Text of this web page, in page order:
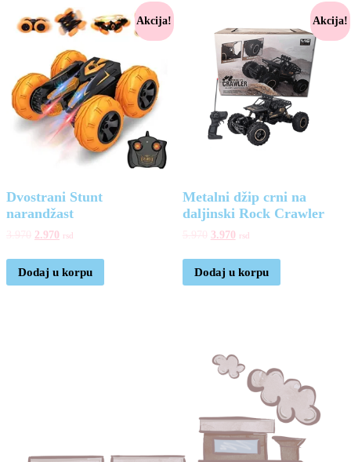
Akcija!
Dvostrani Stunt
narandžast
2.970 rsd
Dodaj u korpu
Akcija!
Metalni džip crni na
daljinski Rock Crawler
3.970 rsd
Dodaj u korpu